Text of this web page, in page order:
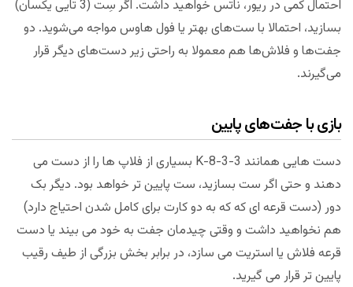
احتمال کمی در ریور، ناتس خواهید داشت. اگر سِت (3 تایی یکسان)
بسازید، احتمالا با ست‌های بهتر یا فول هاوس مواجه می‌شوید. دو
جفت‌ها و فلاش‌ها هم معمولا به راحتی زیر دست‌های دیگر قرار
می‌گیرند.
بازی با جفت‌های پایین
دست هایی همانند K-8-3-3 بسیاری از فلاپ ها را از دست می
دهند و حتی اگر ست بسازید، ست پایین تر خواهد بود. دیگر بک
دور (دست قرعه ای که که به دو کارت برای کامل شدن احتیاج دارد)
هم نخواهید داشت و وقتی چیدمان جفت به خود می بیند یا دست
قرعه فلاش یا استریت می سازد، در برابر بخش بزرگی از طیف رقیب
پایین تر قرار می گیرید.